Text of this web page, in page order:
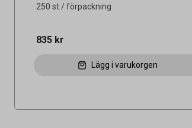
250 st / förpackning
835 kr
Lägg i varukorgen